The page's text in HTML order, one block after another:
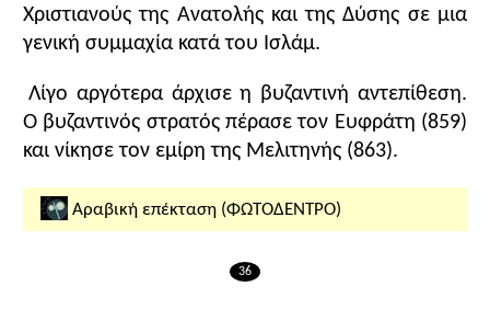
Χριστιανούς της Ανατολής και της Δύσης σε μια
γενική συμμαχία κατά του Ισλάμ.
Λίγο αργότερα άρχισε η βυζαντινή αντεπίθεση.
Ο βυζαντινός στρατός πέρασε τον Ευφράτη (859)
και νίκησε τον εμίρη της Μελιτηνής (863).
Αραβική επέκταση (ΦΩΤΟΔΕΝΤΡΟ)
36